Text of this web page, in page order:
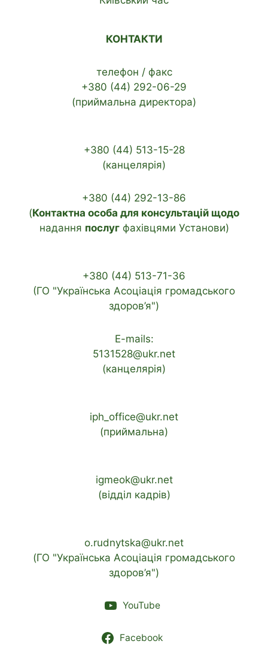
КОНТАКТИ
телефон / факс
+380 (44) 292-06-29
(приймальна директора)
+380 (44) 513-15-28
(канцелярія)
+380 (44) 292-13-86
(Контактна особа для консультацій щодо
надання послугфахівцями Установи)
+380 (44) 513-71-36
(ГО "Українська Асоціація громадського
здоров’я")
E-mails:
5131528@ukr.net
(канцелярія)
iph_office@ukr.net
(приймальна)
igmeok@ukr.net
(відділ кадрів)
o.rudnytska@ukr.net
(ГО "Українська Асоціація громадського
здоров’я")
YouTube
Facebook